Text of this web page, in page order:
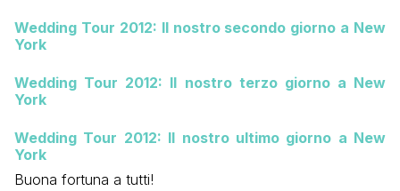
Wedding Tour 2012: Il nostro secondo giorno a New
York
Wedding Tour 2012: Il nostro terzo giorno a New
York
Wedding Tour 2012: Il nostro ultimo giorno a New
York
Buona fortuna a tutti!